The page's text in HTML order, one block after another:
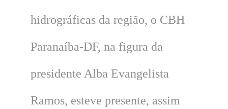
hidrográficas da região, o CBH
Paranaíba-DF, na figura da
presidente Alba Evangelista
Ramos, esteve presente, assim